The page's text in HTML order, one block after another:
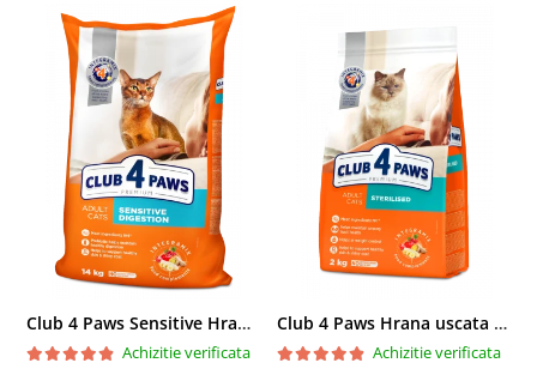
Club 4 Paws Sensitive Hrana uscata pisici adulte, 14kg
Achizitie verificata
Club 4 Paws Hrana uscata pisici sterilizate, 2kg
Achizitie verificata